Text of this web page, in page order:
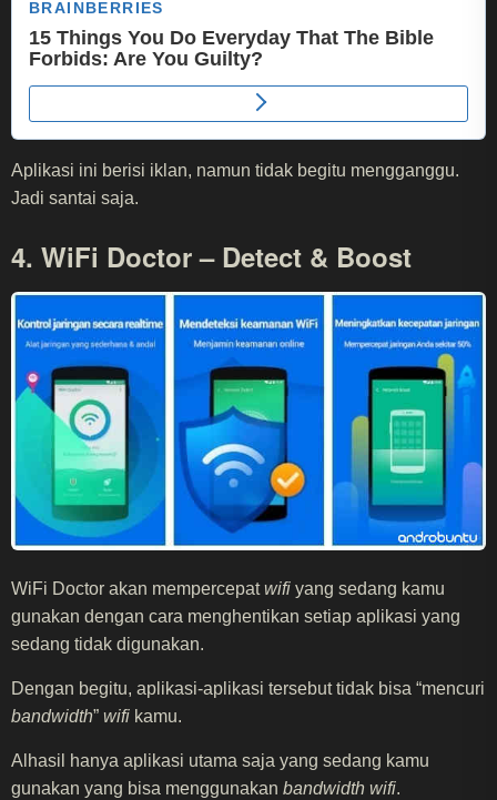
Aplikasi ini berisi iklan, namun tidak begitu mengganggu.
Jadi santai saja.
4. WiFi Doctor – Detect & Boost
WiFi Doctor akan mempercepatwifi yang sedang kamu
gunakan dengan cara menghentikan setiap aplikasi yang
sedang tidak digunakan.
Dengan begitu, aplikasi-aplikasi tersebut tidak bisa “mencuri
bandwidth” wifi kamu.
Alhasil hanya aplikasi utama saja yang sedang kamu
gunakan yang bisa menggunakan bandwidth wifi.